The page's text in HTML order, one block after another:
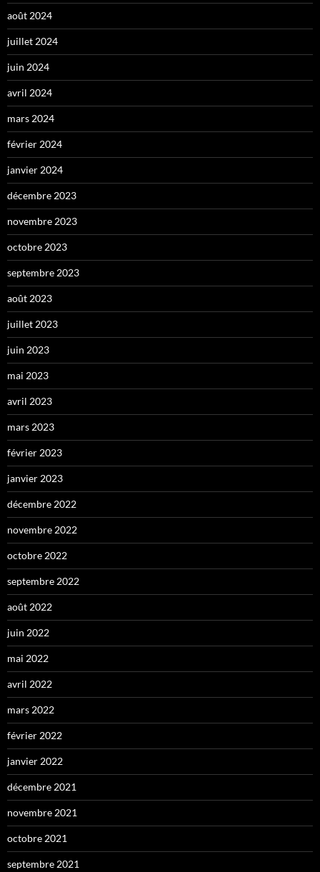
août 2024
juillet 2024
juin 2024
avril 2024
mars 2024
février 2024
janvier 2024
décembre 2023
novembre 2023
octobre 2023
septembre 2023
août 2023
juillet 2023
juin 2023
mai 2023
avril 2023
mars 2023
février 2023
janvier 2023
décembre 2022
novembre 2022
octobre 2022
septembre 2022
août 2022
juin 2022
mai 2022
avril 2022
mars 2022
février 2022
janvier 2022
décembre 2021
novembre 2021
octobre 2021
septembre 2021